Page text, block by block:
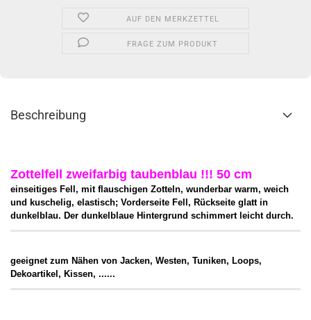
AUF DEN MERKZETTEL
FRAGE ZUM PRODUKT
Beschreibung
Zottelfell zweifarbig taubenblau !!! 50 cm
einseitiges Fell, mit flauschigen Zotteln, wunderbar warm, weich
und kuschelig, elastisch; Vorderseite Fell, Rückseite glatt in
dunkelblau. Der dunkelblaue Hintergrund schimmert leicht durch.
geeignet zum Nähen von Jacken, Westen, Tuniken, Loops,
Dekoartikel, Kissen, ......